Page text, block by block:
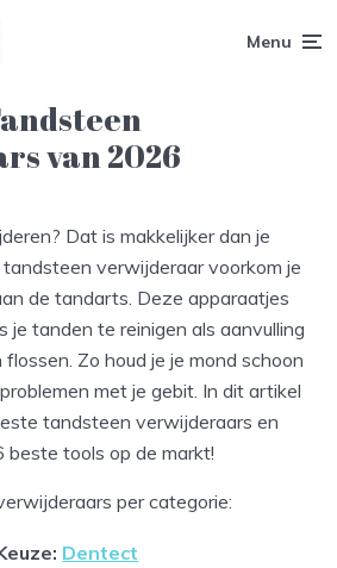
Menu
van 2026
Dat is makkelijker dan je
verwijderaar voorkom je
de tandarts. Deze apparaatjes
je tanden te reinigen als aanvulling
Zo houd je je mond schoon
met je gebit. In dit artikel
tandsteen verwijderaars en
tools op de markt!
per categorie:
Dentect